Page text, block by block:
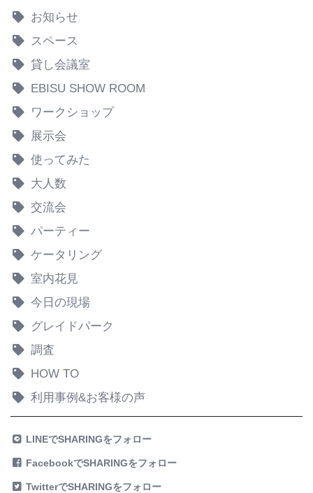
お知らせ
スペース
貸し会議室
EBISU SHOW ROOM
ワークショップ
展示会
使ってみた
大人数
交流会
パーティー
ケータリング
室内花見
今日の現場
グレイドパーク
調査
HOW TO
利用事例&お客様の声
LINEでSHARINGをフォロー
FacebookでSHARINGをフォロー
TwitterでSHARINGをフォロー